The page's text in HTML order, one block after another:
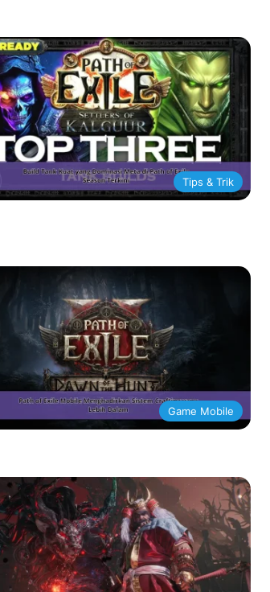
Tips & Trik
Game Mobile